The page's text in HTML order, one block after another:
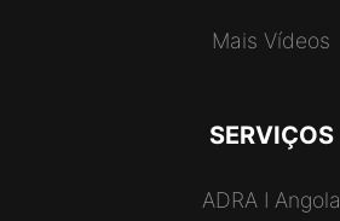
Mais Vídeos
SERVIÇOS
ADRA I Angola